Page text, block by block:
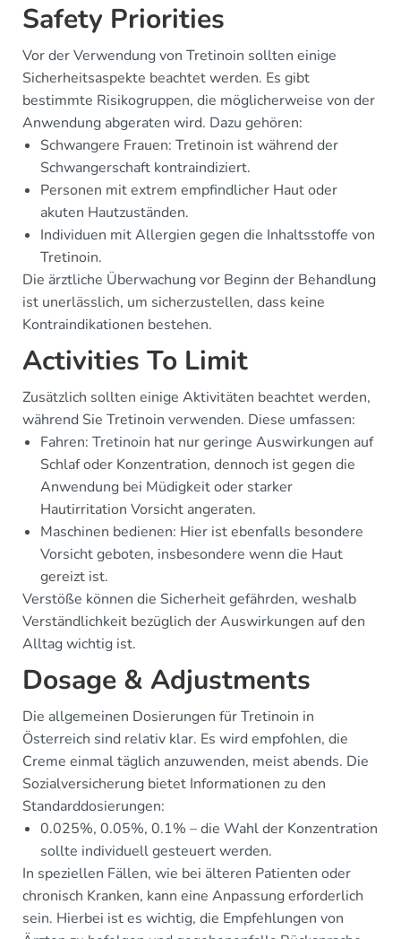
Safety Priorities
Vor der Verwendung von Tretinoin sollten einige
Sicherheitsaspekte beachtet werden. Es gibt
bestimmte Risikogruppen, die möglicherweise von der
Anwendung abgeraten wird. Dazu gehören:
Schwangere Frauen: Tretinoin ist während der
Schwangerschaft kontraindiziert.
Personen mit extrem empfindlicher Haut oder
akuten Hautzuständen.
Individuen mit Allergien gegen die Inhaltsstoffe von
Tretinoin.
Die ärztliche Überwachung vor Beginn der Behandlung
ist unerlässlich, um sicherzustellen, dass keine
Kontraindikationen bestehen.
Activities To Limit
Zusätzlich sollten einige Aktivitäten beachtet werden,
während Sie Tretinoin verwenden. Diese umfassen:
Fahren: Tretinoin hat nur geringe Auswirkungen auf
Schlaf oder Konzentration, dennoch ist gegen die
Anwendung bei Müdigkeit oder starker
Hautirritation Vorsicht angeraten.
Maschinen bedienen: Hier ist ebenfalls besondere
Vorsicht geboten, insbesondere wenn die Haut
gereizt ist.
Verstöße können die Sicherheit gefährden, weshalb
Verständlichkeit bezüglich der Auswirkungen auf den
Alltag wichtig ist.
Dosage & Adjustments
Die allgemeinen Dosierungen für Tretinoin in
Österreich sind relativ klar. Es wird empfohlen, die
Creme einmal täglich anzuwenden, meist abends. Die
Sozialversicherung bietet Informationen zu den
Standarddosierungen:
0.025%, 0.05%, 0.1% – die Wahl der Konzentration
sollte individuell gesteuert werden.
In speziellen Fällen, wie bei älteren Patienten oder
chronisch Kranken, kann eine Anpassung erforderlich
sein. Hierbei ist es wichtig, die Empfehlungen von